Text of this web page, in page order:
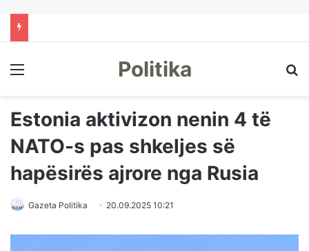
Menu Politika
Estonia aktivizon nenin 4 të
NATO-s pas shkeljes së
hapësirës ajrore nga Rusia
Gazeta Politika 20.09.2025 10:21